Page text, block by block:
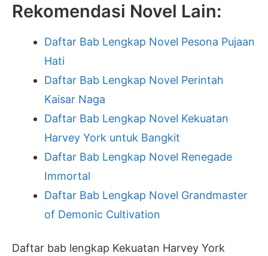
Rekomendasi Novel Lain:
Daftar Bab Lengkap Novel Pesona Pujaan
Hati
Daftar Bab Lengkap Novel Perintah
Kaisar Naga
Daftar Bab Lengkap Novel Kekuatan
Harvey York untuk Bangkit
Daftar Bab Lengkap Novel Renegade
Immortal
Daftar Bab Lengkap Novel Grandmaster
of Demonic Cultivation
Daftar bab lengkap Kekuatan Harvey York